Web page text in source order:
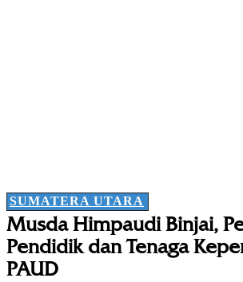
SUMATERA UTARA
Musda Himpaudi Binjai,
Pendidik dan Tenaga
PAUD